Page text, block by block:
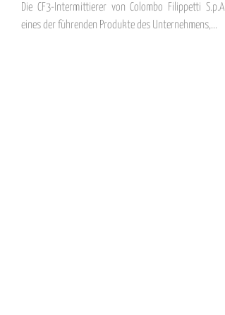
Die CF3-Intermittierer von Colombo Filippetti S.p.A.,
eines der führenden Produkte des Unternehmens,...